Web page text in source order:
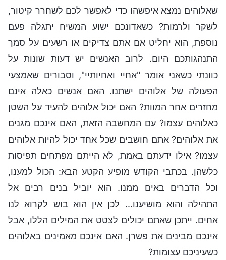
שאלוהים נמצא איפשהו כדי לאפשר לכם לשחרר קיטור,
לשקר ולרמות? כשאדונכם ישוע המשיח יתגלה פעם
נוספת, הוא יחליט אם אתם צדיקים או רשעים על סמך
התנהגותכם היום. לרוב האנשים יש דעות שונות על
כוונתי כשאני אומר "אחיי ואחיותיי", וסבורים שאמצעי
הפעולה של אלוהים ישתנו. האם אנשים כאלה אינם
מחזרים אחר המוות? האם יכול אלוהים להעיד על השטן
כאלוהים עצמו? עם המחשבה הזאת, האם אינכם מגנים
את אלוהים? אתם חושבים שכל אחד יכול להיות אלוהים
עצמו? אילו ידעתם באמת, לא הייתם מפתחים תפיסות
כלשהן. בכתבי הקודש מופיע הקטע הבא: הכול למענו,
וכל הדברים באים ממנו. הוא יוביל בנים רבים אל
התהילה והוא מושיענו... לכן אין הוא בוש לקרוא לנו
אחים. ייתכן שאתם יכולים לצטט את המילים הללו, אבל
אינכם מבינים את פשרן. האם אינכם מאמינים באלוהים
כשעיניכם עצומות?